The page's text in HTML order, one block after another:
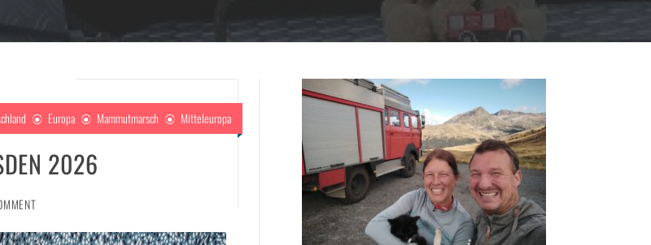
Europa Mammutmarsch Mitteleuropa
2026